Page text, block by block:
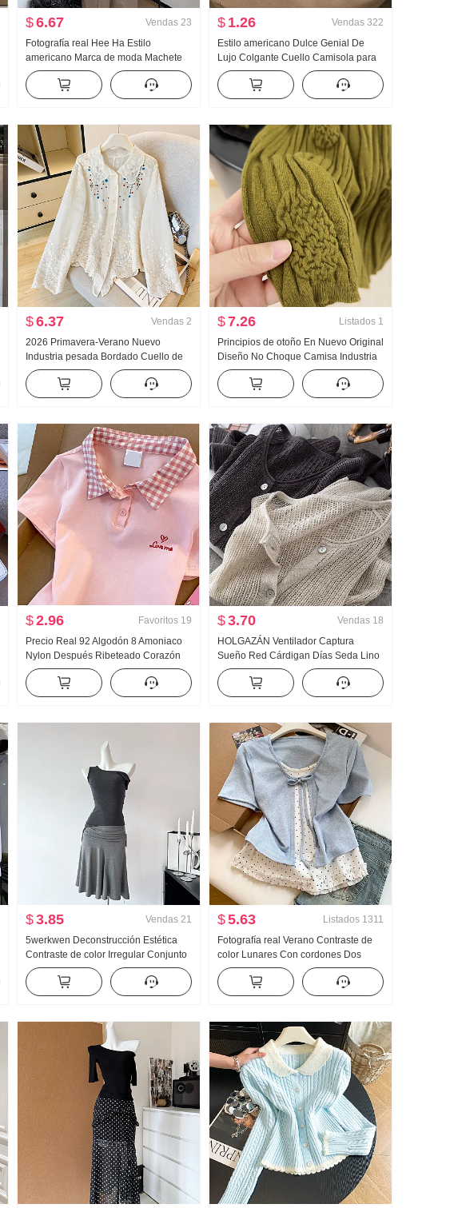
$6.67 Vendas 23
Fotografía real Hee Ha Estilo
americano Marca de moda Machete
Vaqueros Holgado Kuo Pierna Casual
Pantalones
$ 1.26 Vendas 322
Estilo americano Dulce Genial De
Lujo Colgante Cuello Camisola para
mujer Verano Para uso exterior
Interior Partido Camiseta Interior
Chica atrevida tejido de punto Top sin
$6.37 Vendas 2
2026 Primavera-Verano Nuevo
Industria pesada Bordado Cuello de
muñeca Camisa para mujer Estilo
francés Retro Protección solar
Cárdigan
$7.26 Listados 1
Principios de otoño En Nuevo Original
Diseño No Choque Camisa Industria
pesada Jacquard tejido de punto Top
Mujer Otoño Nuevo Adelgazante
$2.96 Favoritos 19
Precio Real 92 Algodón 8 Amoniaco
Nylon Después Ribeteado Corazón
Bordado Dulce Corto Cuello polo
Camiseta Ajustado Petite Moda
$3.70 Vendas 18
HOLGAZÁN Ventilador Captura
Sueño Red Cárdigan Días Seda Lino
Hecho a mano Selección Agujero
Calado tejido de punto Cárdigan
Mujer Acondicionador de aire Camisa
$3.85 Vendas 21
5werkwen Deconstrucción Estética
Contraste de color Irregular Conjunto
Grupo Oblicuo Hombro Lai
Competencia Er Chaleco Oblicuo
Péndulo Falda corta Conjunto
$5.63 Listados 1311
Fotografía real Verano Contraste de
color Lunares Con cordones Dos
piezas falsas Manga corta Camiseta
Mujer Verano Nuevo Estilo dulce
Nicho Top